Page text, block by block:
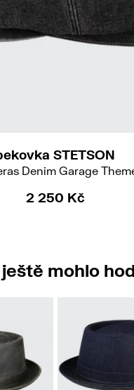
STETSON
Denim Garage
2 250 Kč
mohlo